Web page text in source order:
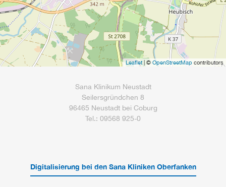
Leaflet| © OpenStreetMap contributors
Sana Klinikum Neustadt
Seilersgründchen 8
96465 Neustadt bei Coburg
Tel.: 09568 925-0
Digitalisierung bei den Sana Kliniken Oberfanken